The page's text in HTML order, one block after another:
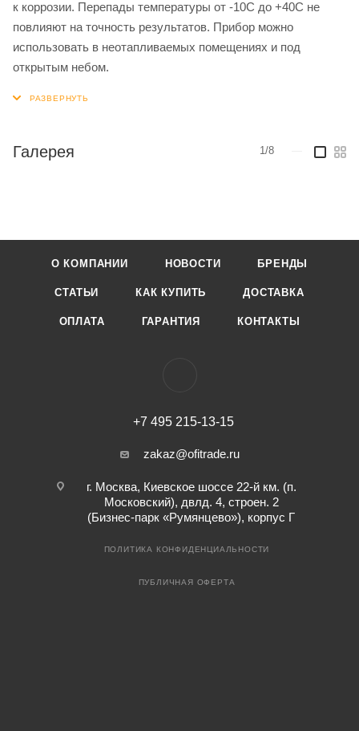
к коррозии. Перепады температуры от -10С до +40С не
повлияют на точность результатов. Прибор можно
использовать в неотапливаемых помещениях и под
открытым небом.
Галерея 1/8
О КОМПАНИИ НОВОСТИ БРЕНДЫ
СТАТЬИ КАК КУПИТЬ ДОСТАВКА
ОПЛАТА ГАРАНТИЯ КОНТАКТЫ
+7 495 215-13-15
zakaz@ofitrade.ru
г. Москва, Киевское шоссе 22-й км. (п.
Московский), двлд. 4, строен. 2
(Бизнес-парк «Румянцево»), корпус Г
ПОЛИТИКА КОНФИДЕНЦИАЛЬНОСТИ
ПУБЛИЧНАЯ ОФЕРТА